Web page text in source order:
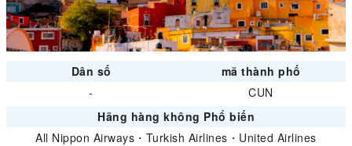
Dân số
mã thành phố
-
CUN
Hãng hàng không Phổ biến
All Nippon Airways ・ Turkish Airlines ・ United Airlines